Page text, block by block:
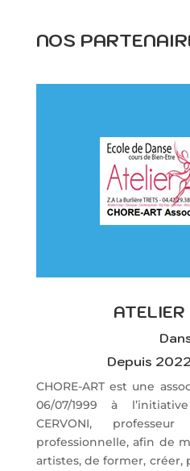
NOS
ATELIER
Depuis
CHORE-ART est une
06/07/1999 à
CERVONI,
professionnelle, afin de
artistes, de former,